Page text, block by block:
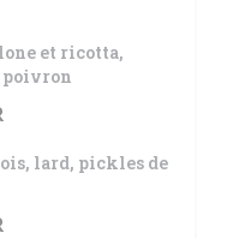
et ricotta,
poivron
lard, pickles de